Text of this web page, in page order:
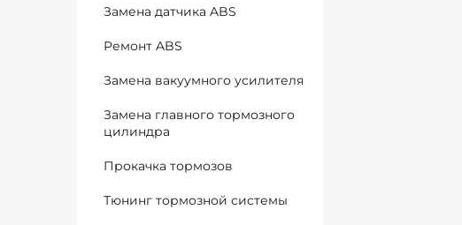
Замена датчика ABS
Ремонт ABS
Замена вакуумного усилителя
Замена главного тормозного
цилиндра
Прокачка тормозов
Тюнинг тормозной системы